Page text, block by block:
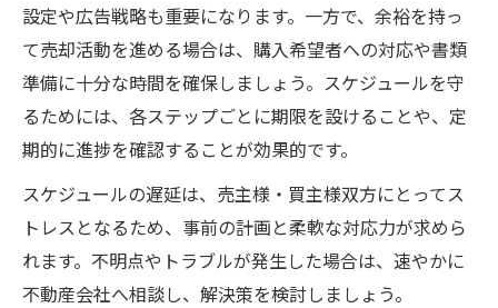
設定や広告戦略も重要になります。一方で、余裕を持っ
て売却活動を進める場合は、購入希望者への対応や書類
準備に十分な時間を確保しましょう。スケジュールを守
るためには、各ステップごとに期限を設けることや、定
期的に進捗を確認することが効果的です。
スケジュールの遅延は、売主様・買主様双方にとってス
トレスとなるため、事前の計画と柔軟な対応力が求めら
れます。不明点やトラブルが発生した場合は、速やかに
不動産会社へ相談し、解決策を検討しましょう。